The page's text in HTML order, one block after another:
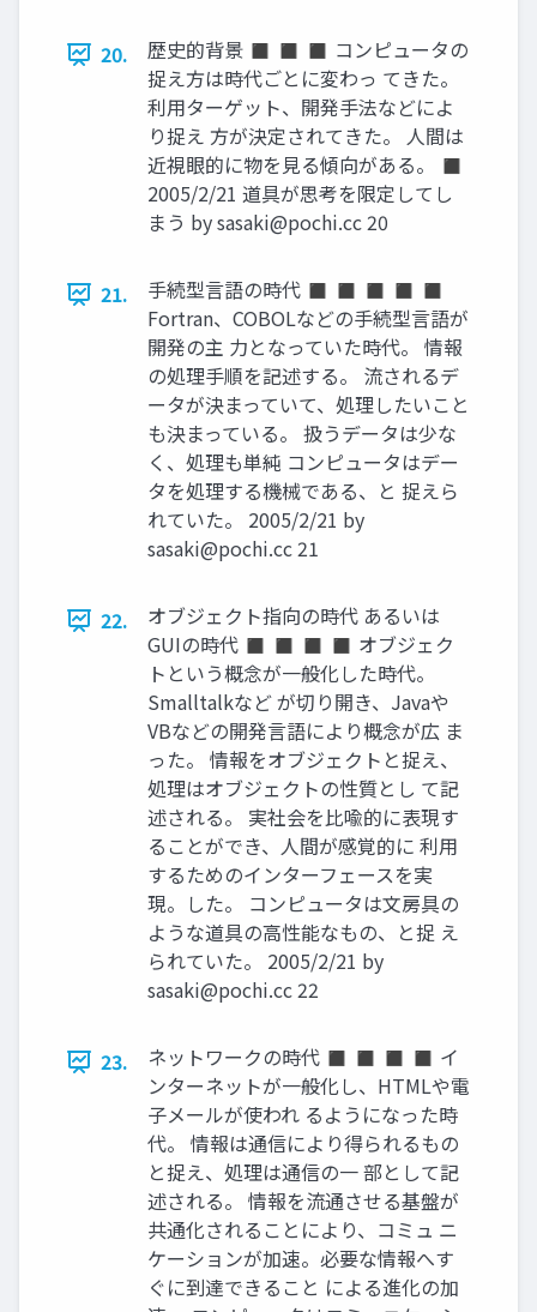
20.
歴史的背景 ◼ ◼ ◼ コンピュータの
捉え方は時代ごとに変わっ てきた。
利用ターゲット、開発手法などによ
り捉え 方が決定されてきた。 人間は
近視眼的に物を見る傾向がある。 ◼
2005/2/21 道具が思考を限定してし
まう bysasaki@pochi.cc20
21.
手続型言語の時代 ◼ ◼ ◼ ◼ ◼
Fortran、COBOLなどの手続型言語が
開発の主 力となっていた時代。 情報
の処理手順を記述する。 流されるデ
ータが決まっていて、処理したいこと
も決まっている。 扱うデータは少な
く、処理も単純 コンピュータはデー
タを処理する機械である、と 捉えら
れていた。 2005/2/21 by
sasaki@pochi.cc21
22.
オブジェクト指向の時代 あるいは
GUIの時代 ◼ ◼ ◼ ◼ オブジェク
トという概念が一般化した時代。
Smalltalkなど が切り開き、Javaや
VBなどの開発言語により概念が広 ま
った。 情報をオブジェクトと捉え、
処理はオブジェクトの性質とし て記
述される。 実社会を比喩的に表現す
ることができ、人間が感覚的に 利用
するためのインターフェースを実
現。した。 コンピュータは文房具の
ような道具の高性能なもの、と捉 え
られていた。 2005/2/21 by
sasaki@pochi.cc22
23.
ネットワークの時代 ◼ ◼ ◼ ◼ イ
ンターネットが一般化し、HTMLや電
子メールが使われ るようになった時
代。 情報は通信により得られるもの
と捉え、処理は通信の一 部として記
述される。 情報を流通させる基盤が
共通化されることにより、コミュ ニ
ケーションが加速。必要な情報へす
ぐに到達できること による進化の加